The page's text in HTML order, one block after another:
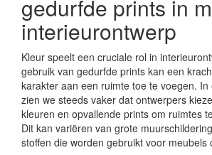
gedurfde prints in
interieurontwerp
Kleur speelt een cruciale rol in
gebruik van gedurfde prints kan een
karakter aan een ruimte toe te voegen. In
zien we steeds vaker dat ontwerpers
kleuren en opvallende prints om ruimtes
Dit kan variëren van grote
stoffen die worden gebruikt voor meubels